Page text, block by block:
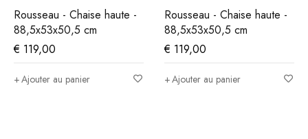
Rousseau - Chaise haute -
88,5x53x50,5 cm
€ 119,00
Ajouter au panier
Rousseau - Chaise haute -
88,5x53x50,5 cm
€ 119,00
Ajouter au panier